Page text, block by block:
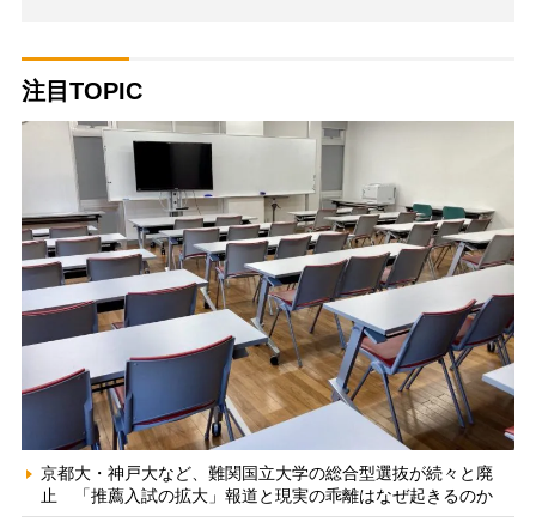
注目TOPIC
京都大・神戸大など、難関国立大学の総合型選抜が続々と廃
止 「推薦入試の拡大」報道と現実の乖離はなぜ起きるのか